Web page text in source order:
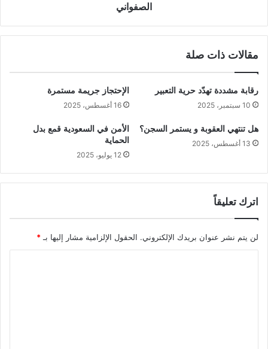
الصفواني
مقالات ذات صلة
رقابة مشددة تهدّد حرية التعبير
10 سبتمبر، 2025
الإحتجاز جريمة مستمرة
16 أغسطس، 2025
هل تنتهي العقوبة و يستمر السجن؟
13 أغسطس، 2025
الأمن في السعودية قمع بدل
الحماية
12 يوليو، 2025
اترك تعليقاً
لن يتم نشر عنوان بريدك الإلكتروني. الحقول الإلزامية مشار إليها بـ *